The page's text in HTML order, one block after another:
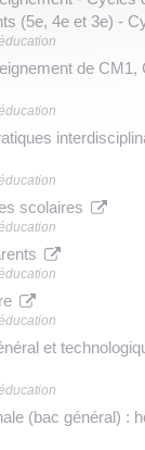
(5e, 4e et 3e) -
de CM1,
scolaires
et
(bac général) :